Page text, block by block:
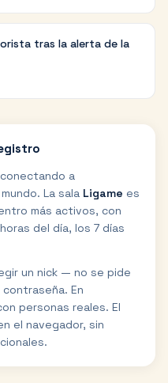
tras la alerta de la
a
La sala Ligame es
más activos, con
del día, los 7 días
un nick — no se pide
En
personas reales. El
el navegador, sin